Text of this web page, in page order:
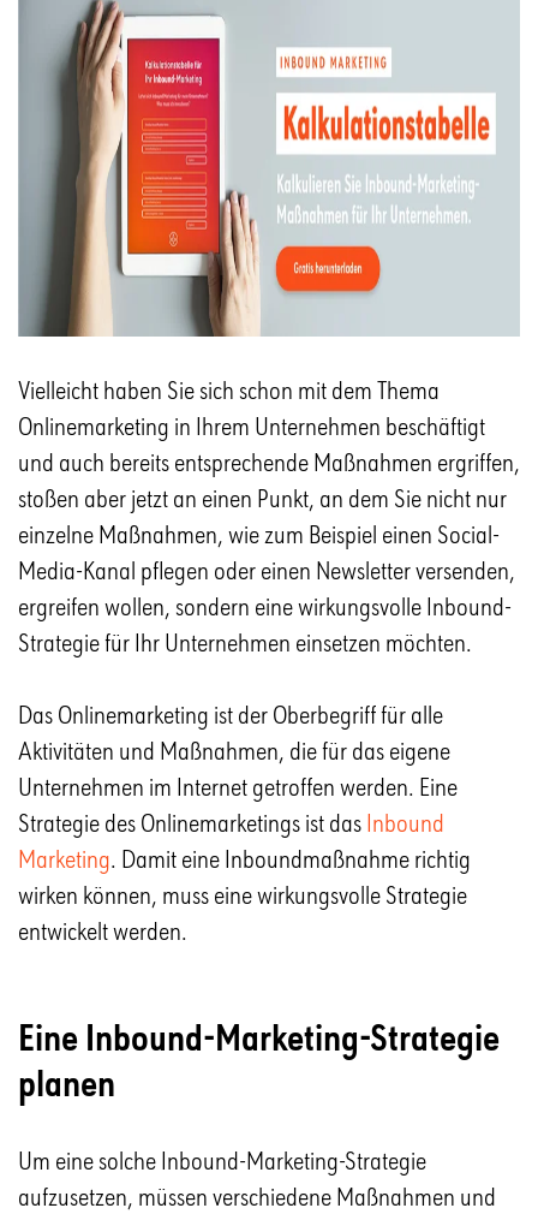
Vielleicht haben Sie sich schon mit dem Thema
Onlinemarketing in Ihrem Unternehmen beschäftigt
und auch bereits entsprechende Maßnahmen ergriffen,
stoßen aber jetzt an einen Punkt, an dem Sie nicht nur
einzelne Maßnahmen, wie zum Beispiel einen Social-
Media-Kanal pflegen oder einen Newsletter versenden,
ergreifen wollen, sondern eine wirkungsvolle Inbound-
Strategie für Ihr Unternehmen einsetzen möchten.
Das Onlinemarketing ist der Oberbegriff für alle
Aktivitäten und Maßnahmen, die für das eigene
Unternehmen im Internet getroffen werden. Eine
Strategie des Onlinemarketings ist das Inbound
Marketing. Damit eine Inboundmaßnahme richtig
wirken können, muss eine wirkungsvolle Strategie
entwickelt werden.
Eine Inbound-Marketing-Strategie
planen
Um eine solche Inbound-Marketing-Strategie
aufzusetzen, müssen verschiedene Maßnahmen und